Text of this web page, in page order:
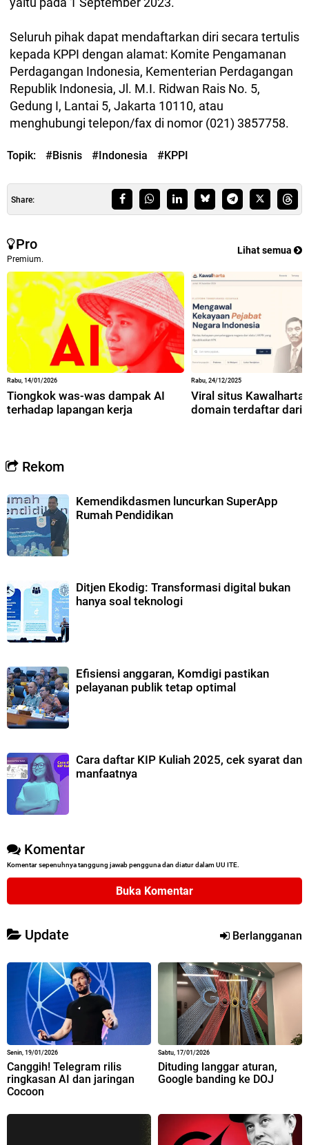
Seluruh pihak dapat mendaftarkan diri secara tertulis
kepada KPPI dengan alamat: Komite Pengamanan
Perdagangan Indonesia, Kementerian Perdagangan
Republik Indonesia, Jl. M.I. Ridwan Rais No. 5,
Gedung I, Lantai 5, Jakarta 10110, atau
menghubungi telepon/fax di nomor (021) 3857758.
Topik: #Bisnis #Indonesia #KPPI
Share:
Pro
Premium.
Lihat semua
Rabu, 14/01/2026
Tiongkok was-was dampak AI
terhadap lapangan kerja
Rabu, 24/12/2025
Viral situs
domain terdaftar dari
Rekom
Kemendikdasmen luncurkan SuperApp
Rumah Pendidikan
Ditjen Ekodig: Transformasi digital bukan
hanya soal teknologi
Efisiensi anggaran, Komdigi pastikan
pelayanan publik tetap optimal
Cara daftar KIP Kuliah 2025, cek syarat dan
manfaatnya
Komentar
Komentar sepenuhnya tanggung jawab pengguna dan diatur dalam UU ITE.
Buka Komentar
Update Berlangganan
Senin, 19/01/2026
Canggih! Telegram rilis
ringkasan AI dan jaringan
Cocoon
Sabtu, 17/01/2026
Dituding langgar aturan,
Google banding ke DOJ